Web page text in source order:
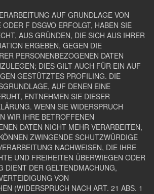
AUF GRUNDLAGE VON
F DSGVO ERFOLGT, HABEN SIE
AUS GRÜNDEN, DIE SICH AUS IHRER
ERGEBEN, GEGEN DIE
PERSONENBEZOGENEN DATEN
DIES GILT AUCH FÜR EIN AUF
GESTÜTZTES PROFILING. DIE
AUF DENEN EINE
ENTNEHMEN SIE DIESER
WENN SIE WIDERSPRUCH
WIR IHRE BETROFFENEN
DATEN NICHT MEHR VERARBEITEN,
ZWINGENDE SCHUTZWÜRDIGE
NACHWEISEN, DIE IHRE
UND FREIHEITEN ÜBERWIEGEN ODER
DIENT DER GELTENDMACHUNG,
VON
(WIDERSPRUCH NACH ART. 21 ABS. 1